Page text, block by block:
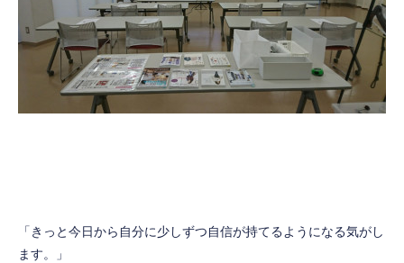
「きっと今日から自分に少しずつ自信が持てるようになる気がし
ます。」